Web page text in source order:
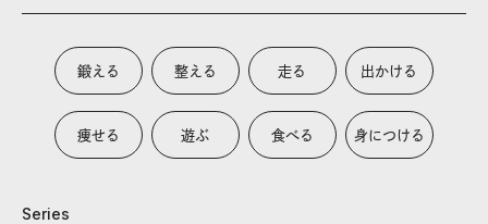
鍛える 整える 走る 出かける
痩せる 遊ぶ 食べる 身につける
Series